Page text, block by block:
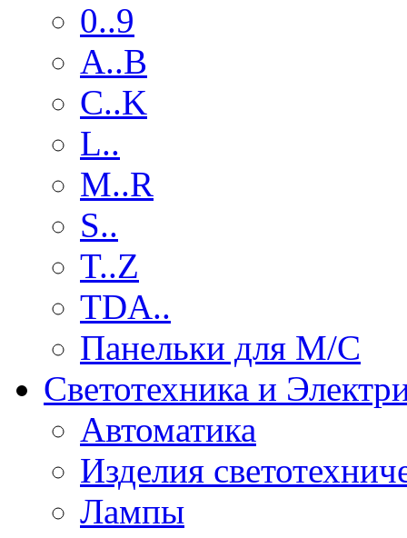
0..9
A..B
C..K
L..
M..R
S..
T..Z
TDA..
Панельки для М/С
Светотехника и
Автоматика
Изделия
Лампы